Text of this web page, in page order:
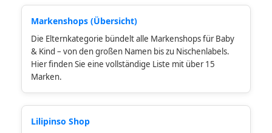
Markenshops (Übersicht)
Die Elternkategorie bündelt alle Markenshops für Baby
& Kind – von den großen Namen bis zu Nischenlabels.
Hier finden Sie eine vollständige Liste mit über 15
Marken.
Lilipinso Shop